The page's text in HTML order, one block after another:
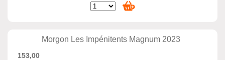
Morgon Les Impénitents Magnum 2023
153,00